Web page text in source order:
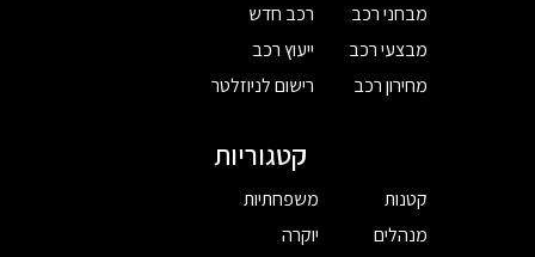
מבחני רכב
מבצעי רכב
מחירון רכב
רכב חדש
ייעוץ רכב
רישום לניוזלטר
קטגוריות
קטנות
מנהלים
משפחתיות
יוקרה